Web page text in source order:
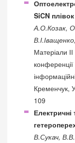
SiCN плівок
А.О.Козак,
Матеріали
Кременчук,
109
Електричні
В.Сукач,